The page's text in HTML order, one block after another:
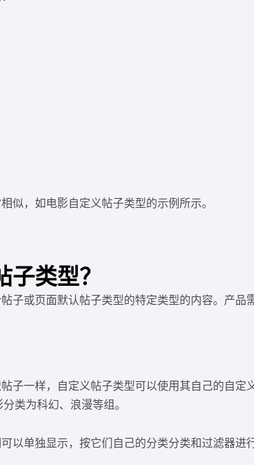
似，如电影自定义帖子类型的示例所示。
类型？
子或页面默认帖子类型的特定类型的内容。产品
子一样，自定义帖子类型可以使用其自己的自定
类为科幻、浪漫等组。
以单独显示，按它们自己的分类分类和过滤器进